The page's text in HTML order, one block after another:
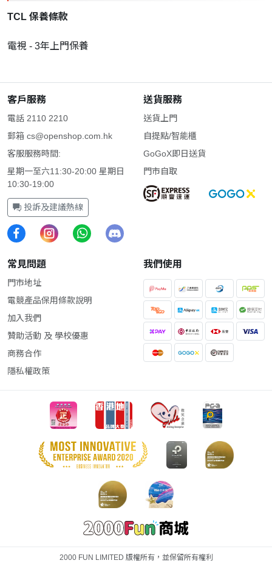
TCL 保養條款
電視 - 3年上門保養
客戶服務
電話 2110 2210
郵箱 cs@openshop.com.hk
客服服務時間:
星期一至六11:30-20:00 星期日
10:30-19:00
投訴及建議熱線
送貨服務
送貨上門
自提點/智能櫃
GoGoX即日送貨
門市自取
常見問題
門市地址
電競產品保用條款說明
加入我們
贊助活動 及 學校優惠
商務合作
隱私權政策
我們使用
2000 FUN LIMITED 版權所有，並保留所有權利